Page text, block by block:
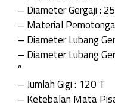
– Diameter Gergaji :
– Material
– Diameter Lubang
– Diameter Lubang
”
– Jumlah Gigi : 120 T
– Ketebalan Mata